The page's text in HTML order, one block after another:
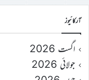
آرکائیوز
اگست 2026
جولائی 2026